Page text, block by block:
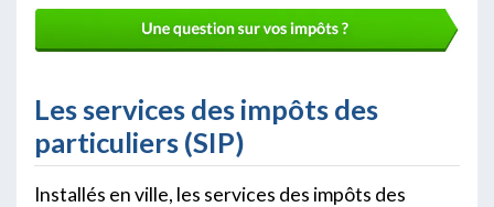
Les services des impôts des
particuliers (SIP)
Installés en ville, les services des impôts des